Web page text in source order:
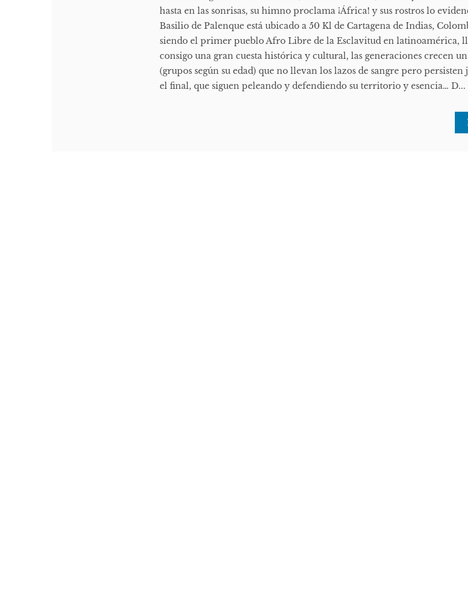
hasta en las sonrisas, su himno proclama ¡África! y sus rostros lo
Basilio de Palenque está ubicado a 50 Kl de Cartagena de Indias,
siendo el primer pueblo Afro Libre de la Esclavitud en latinoamérica,
consigo una gran cuesta histórica y cultural, las generaciones crecen
(grupos según su edad) que no llevan los lazos de sangre pero persisten
el final, que siguen peleando y defendiendo su territorio y esencia… D...